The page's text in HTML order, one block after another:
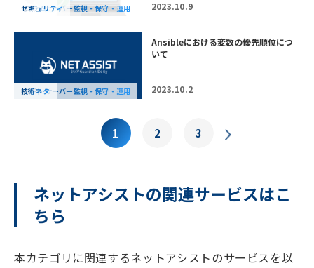
MSP・サーバー監視・保守・運用
コラム
セキュリティ 2023.10.9
MSP・サーバー監視・保守・運用
技術ネタ
Ansibleにおける変数の優先順位につ
いて
2023.10.2
1 2 3
ネットアシストの関連サービスはこ
ちら
本カテゴリに関連するネットアシストのサービスを以